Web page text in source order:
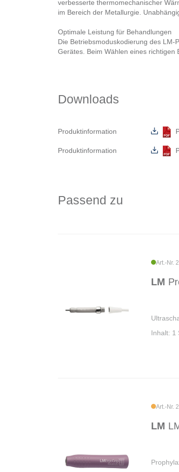
verbesserte thermomechanischer
im Bereich der Metallurgie.
Optimale Leistung für Behandlungen
Die Betriebsmoduskodierung des
Gerätes. Beim Wählen eines richtigen
Downloads
Produktinformation
Produktinformation
Passend zu
Art.-Nr.
LM
Inhalt: 1
Art.-Nr.
LM